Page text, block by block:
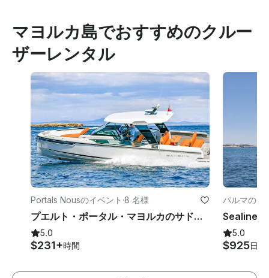
マヨルカ島でおすすめのクルー
ザーレンタル
Portals Nousのイベント ·8 名様
プエルト・ポータル・マヨルカのサドール 320 GTO
5.0
$231+時間
パルマのイ
5.0
$925日